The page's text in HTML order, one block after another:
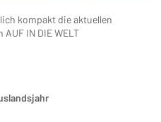
kompakt die aktuellen
IN DIE WELT